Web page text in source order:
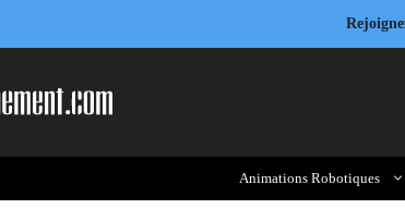
Animations Robotiques